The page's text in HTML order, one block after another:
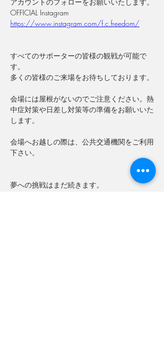
OFFICIAL Instagram
https://www.instagram.com/f.c.freedom/
すべてのサポーターの皆様の観戦が可能で
す。
多くの皆様のご来場をお待ちしております。
会場には屋根がないのでご注意ください。熱
中症対策や日差し対策等の準備をお願いいた
します。
会場へお越しの際は、公共交通機関をご利用
下さい。
夢への挑戦はまだ続きます。